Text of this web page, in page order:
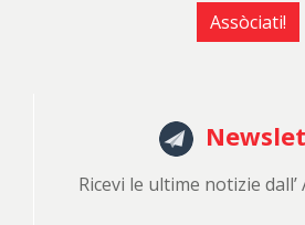
Assòciati!
Ricevi le ultime notizie